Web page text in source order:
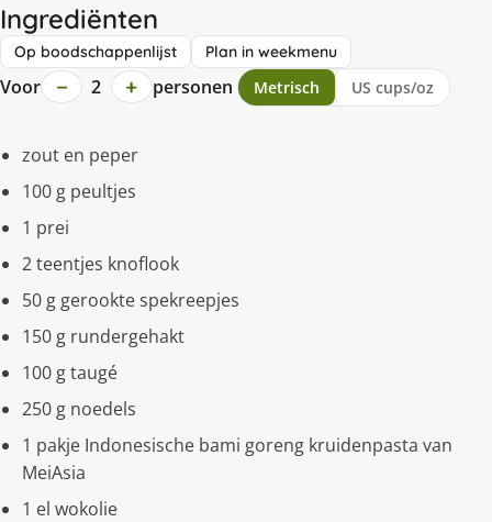
Ingrediënten
Op boodschappenlijst Plan in weekmenu
Voor − 2 + personen Metrisch US cups/oz
zout en peper
100 g peultjes
1 prei
2 teentjes knoflook
50 g gerookte spekreepjes
150 g rundergehakt
100 g taugé
250 g noedels
1 pakje Indonesische bami goreng kruidenpasta van
MeiAsia
1 el wokolie